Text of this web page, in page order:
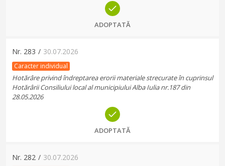
ADOPTATĂ
Nr. 283 / 30.07.2026
Caracter individual
Hotărâre privind îndreptarea erorii materiale strecurate în cuprinsul
Hotărârii Consiliului local al municipiului Alba Iulia nr.187 din
28.05.2026
ADOPTATĂ
Nr. 282 / 30.07.2026